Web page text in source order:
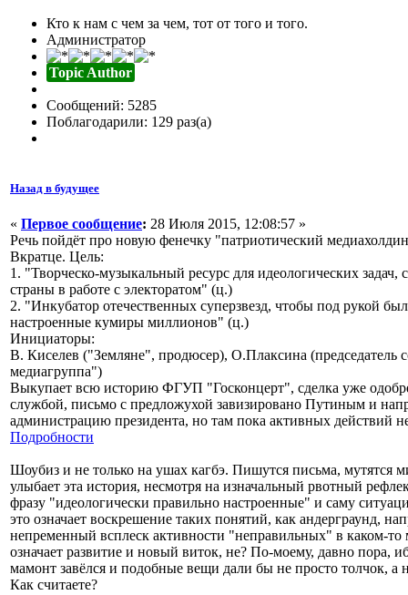
Кто к нам с чем за чем, тот от того и того.
Администратор
Topic Author
Сообщений: 5285
Поблагодарили: 129 раз(а)
Назад в будущее
« Первое сообщение: 28 Июля 2015, 12:08:57 »
Речь пойдёт про новую фенечку "патриотический
Вкратце. Цель:
1. "Творческо-музыкальный ресурс для идеологических задач,
страны в работе с электоратом" (ц.)
2. "Инкубатор отечественных суперзвезд, чтобы под рукой
настроенные кумиры миллионов" (ц.)
Инициаторы:
В. Киселев ("Земляне", продюсер), О.Плаксина (председатель
медиагруппа")
Выкупает всю историю ФГУП "Госконцерт", сделка уже
службой, письмо с предложухой завизировано Путиным и
администрацию президента, но там пока активных действий
Подробности
Шоубиз и не только на ушах кагбэ. Пишутся письма, мутятся
улыбает эта история, несмотря на изначальный рвотный
фразу "идеологически правильно настроенные" и саму
это означает воскрешение таких понятий, как андерграунд,
непременный всплеск активности "неправильных" в каком-то
означает развитие и новый виток, не? По-моему, давно пора,
мамонт завёлся и подобные вещи дали бы не просто толчок, а
Как считаете?